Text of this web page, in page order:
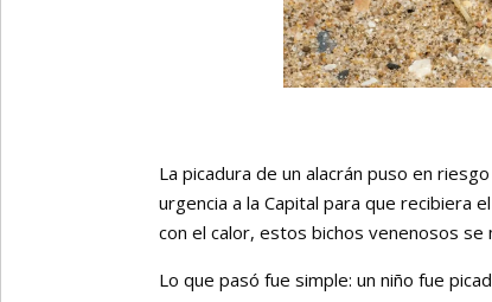
La picadura de un alacrán puso en
urgencia a la Capital para que recibiera
con el calor, estos bichos venenosos se
Lo que pasó fue simple: un niño fue